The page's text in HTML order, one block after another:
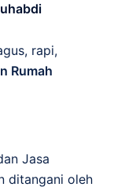
rapi,
Rumah
Jasa
ditangani oleh